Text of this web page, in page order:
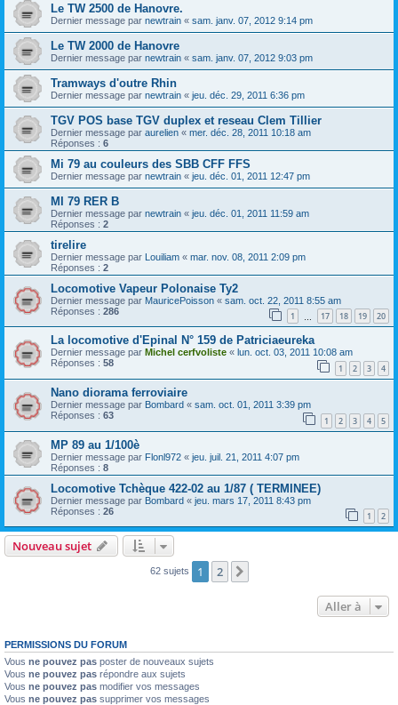
Le TW 2500 de Hanovre.
Dernier message par newtrain « sam. janv. 07, 2012 9:14 pm
Le TW 2000 de Hanovre
Dernier message par newtrain « sam. janv. 07, 2012 9:03 pm
Tramways d'outre Rhin
Dernier message par newtrain « jeu. déc. 29, 2011 6:36 pm
TGV POS base TGV duplex et reseau Clem Tillier
Dernier message par aurelien « mer. déc. 28, 2011 10:18 am
Réponses : 6
Mi 79 au couleurs des SBB CFF FFS
Dernier message par newtrain « jeu. déc. 01, 2011 12:47 pm
MI 79 RER B
Dernier message par newtrain « jeu. déc. 01, 2011 11:59 am
Réponses : 2
tirelire
Dernier message par Louiliam « mar. nov. 08, 2011 2:09 pm
Réponses : 2
Locomotive Vapeur Polonaise Ty2
Dernier message par MauricePoisson « sam. oct. 22, 2011 8:55 am
Réponses : 286 1 17 18 19 20
La locomotive d'Epinal N° 159 de Patriciaeureka
Dernier message par Michel cerfvoliste « lun. oct. 03, 2011 10:08 am
Réponses : 58 1 2 3 4
Nano diorama ferroviaire
Dernier message par Bombard « sam. oct. 01, 2011 3:39 pm
Réponses : 63 1 2 3 4 5
MP 89 au 1/100è
Dernier message par Flonl972 « jeu. juil. 21, 2011 4:07 pm
Réponses : 8
Locomotive Tchèque 422-02 au 1/87 ( TERMINEE)
Dernier message par Bombard « jeu. mars 17, 2011 8:43 pm
Réponses : 26 1 2
Nouveau sujet
62 sujets 1 2
Aller à
PERMISSIONS DU FORUM
Vous ne pouvez pas poster de nouveaux sujets
Vous ne pouvez pas répondre aux sujets
Vous ne pouvez pas modifier vos messages
Vous ne pouvez pas supprimer vos messages